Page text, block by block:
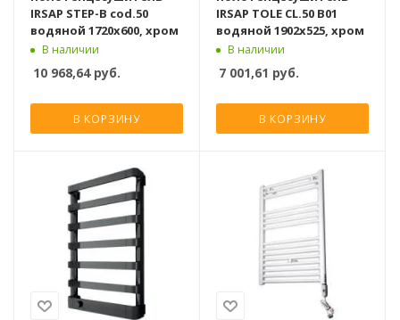
IRSAP STEP-B cod.50
водяной 1720x600, хром
В наличии
10 968,64руб.
В КОРЗИНУ
IRSAP TOLE CL.50 B01
водяной 1902x525, хром
В наличии
7 001,61 руб.
В КОРЗИНУ